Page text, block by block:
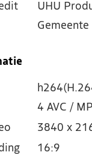
UHU
Gemeente
4 AVC /
3840 x
16:9